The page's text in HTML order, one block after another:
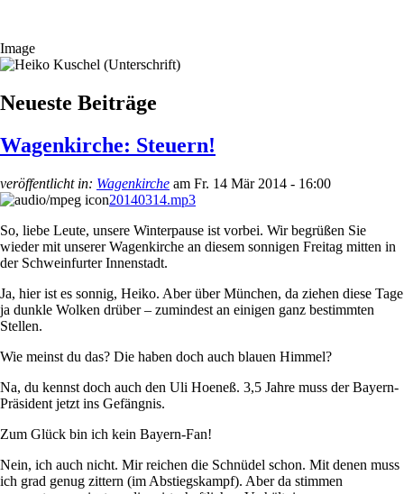
Image
Neueste Beiträge
Wagenkirche: Steuern!
veröffentlicht in: Wagenkirche am Fr. 14 Mär 2014 - 16:00
20140314.mp3
So, liebe Leute, unsere Winterpause ist vorbei. Wir begrüßen Sie
wieder mit unserer Wagenkirche an diesem sonnigen Freitag mitten in
der Schweinfurter Innenstadt.
Ja, hier ist es sonnig, Heiko. Aber über München, da ziehen diese Tage
ja dunkle Wolken drüber – zumindest an einigen ganz bestimmten
Stellen.
Wie meinst du das? Die haben doch auch blauen Himmel?
Na, du kennst doch auch den Uli Hoeneß. 3,5 Jahre muss der Bayern-
Präsident jetzt ins Gefängnis.
Zum Glück bin ich kein Bayern-Fan!
Nein, ich auch nicht. Mir reichen die Schnüdel schon. Mit denen muss
ich grad genug zittern (im Abstiegskampf). Aber da stimmen